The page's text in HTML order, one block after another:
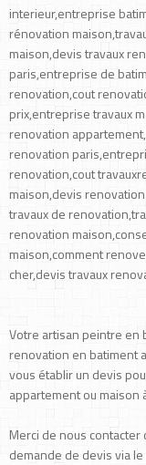
interieur,entreprise
rénovation
maison,devis travaux
paris,entreprise de
renovation,cout
prix,entreprise travaux
renovation
renovation
renovation,cout
maison,devis
travaux de
renovation
maison,comment
cher,devis travaux
Votre artisan peintre en
renovation en batiment
vous établir un devis
appartement ou maison
Merci de nous
demande de devis via